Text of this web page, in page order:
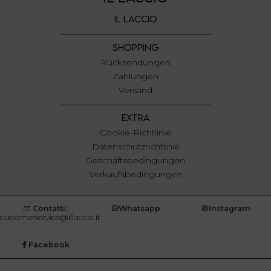
IL LACCIO
SHOPPING
Rücksendungen
Zahlungen
Versand
EXTRA
Cookie-Richtlinie
Datenschutzrichtlinie
Geschäftsbedingungen
Verkaufsbedingungen
Contatti:
customerservice@illaccio.it
Whatsapp Instagram
Facebook